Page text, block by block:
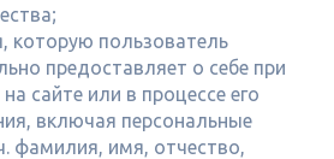
которую пользователь
предоставляет о себе при
сайте или в процессе его
включая персональные
фамилия, имя, отчество,